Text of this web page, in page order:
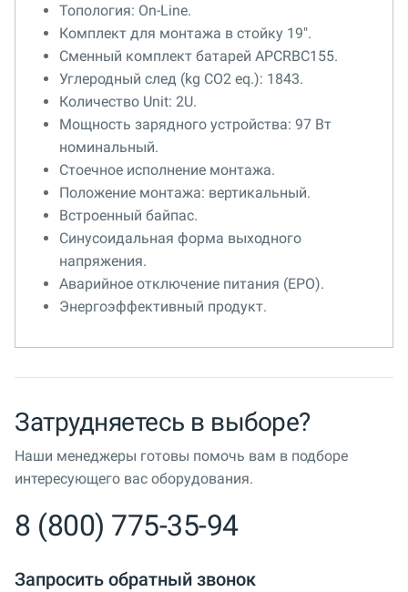
Топология: On-Line.
Комплект для монтажа в стойку 19".
Сменный комплект батарей APCRBC155.
Углеродный след (kg CO2 eq.): 1843.
Количество Unit: 2U.
Мощность зарядного устройства: 97 Вт
номинальный.
Стоечное исполнение монтажа.
Положение монтажа: вертикальный.
Встроенный байпас.
Синусоидальная форма выходного
напряжения.
Аварийное отключение питания (EPO).
Энергоэффективный продукт.
Затрудняетесь в выборе?
Наши менеджеры готовы помочь вам в подборе
интересующего вас оборудования.
8 (800) 775-35-94
Запросить обратный звонок